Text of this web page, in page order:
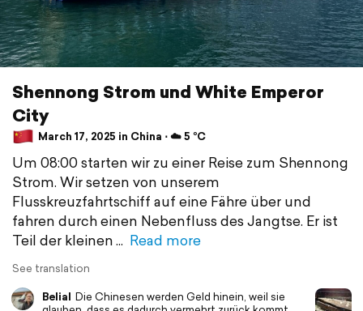
Shennong Strom und White Emperor
City
March 17, 2025 in China ⋅ ☁️ 5 °C
Um 08:00 starten wir zu einer Reise zum Shennong
Strom. Wir setzen von unserem
Flusskreuzfahrtschiff auf eine Fähre über und
fahren durch einen Nebenfluss des Jangtse. Er ist
Teil der kleinen
Read more
See translation
Belial Die Chinesen werden Geld hinein, weil sie